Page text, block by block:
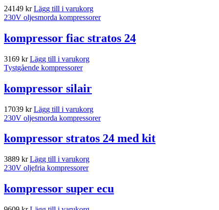
24149 kr Lägg till i varukorg
230V oljesmorda kompressorer
kompressor fiac stratos 24
3169 kr Lägg till i varukorg
Tystgående kompressorer
kompressor silair
17039 kr Lägg till i varukorg
230V oljesmorda kompressorer
kompressor stratos 24 med kit
3889 kr Lägg till i varukorg
230V oljefria kompressorer
kompressor super ecu